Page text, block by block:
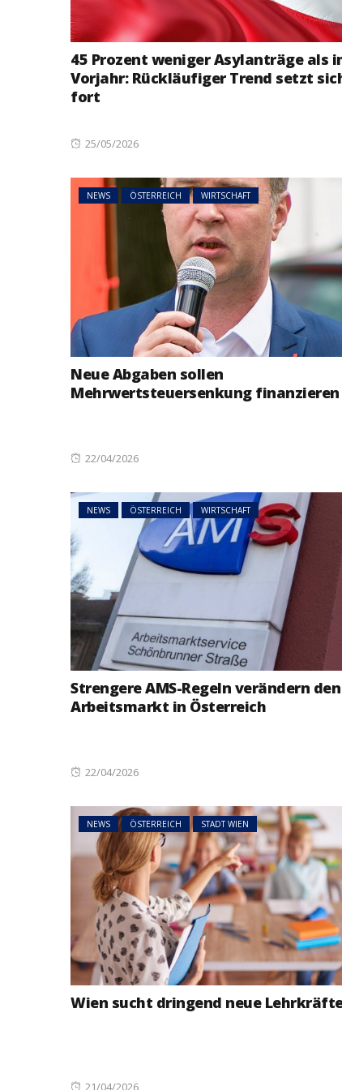
45 Prozent weniger Asylanträge als
Vorjahr: Rückläufiger Trend setzt
fort
Posted
25/05/2026
NEWS ÖSTERREICH WIRTSCHAFT
Neue Abgaben sollen
Mehrwertsteuersenkung finanzieren
Posted
22/04/2026
NEWS ÖSTERREICH WIRTSCHAFT
Strengere AMS-Regeln verändern den
Arbeitsmarkt in Österreich
Posted
22/04/2026
NEWS ÖSTERREICH STADT WIEN
Wien sucht dringend neue
Posted
21/04/2026